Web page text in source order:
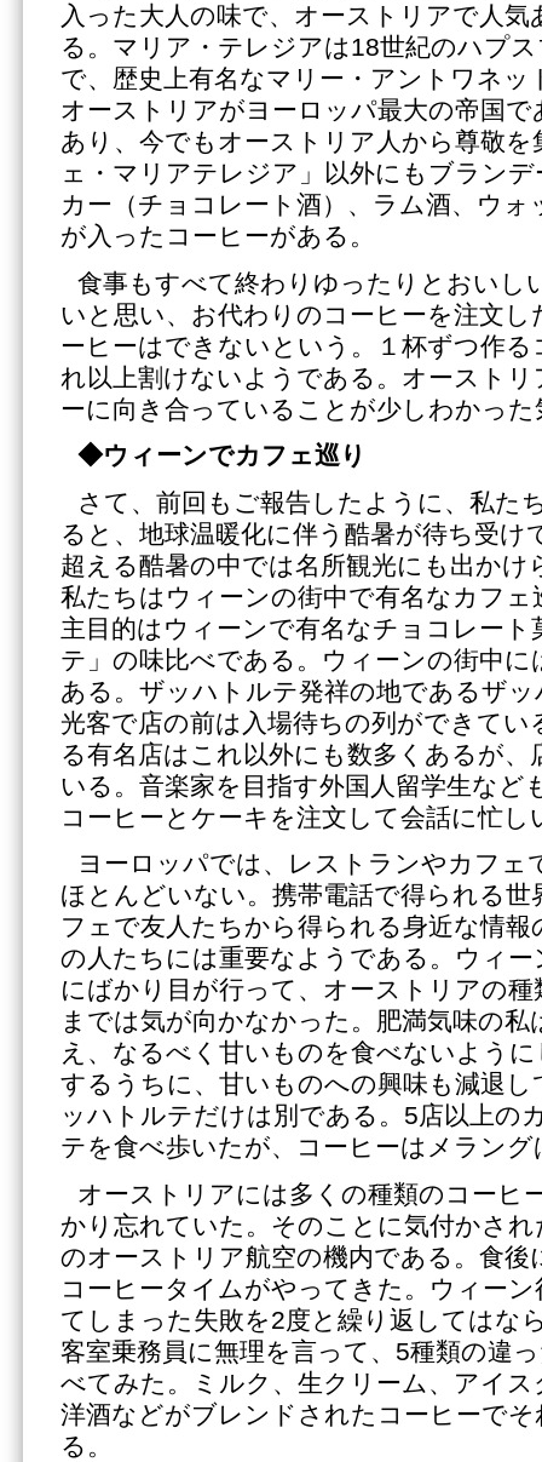
入った大人の味で、オーストリアで人
る。マリア・テレジアは18世紀のハプ
で、歴史上有名なマリー・アントワネッ
オーストリアがヨーロッパ最大の帝国
あり、今でもオーストリア人から尊敬
ェ・マリアテレジア」以外にもブラン
カー（チョコレート酒）、ラム酒、ウォ
が入ったコーヒーがある。
食事もすべて終わりゆったりとおいし
いと思い、お代わりのコーヒーを注文
ーヒーはできないという。１杯ずつ作
れ以上割けないようである。オースト
ーに向き合っていることが少しわかっ
◆ウィーンでカフェ巡り
さて、前回もご報告したように、私た
ると、地球温暖化に伴う酷暑が待ち受け
超える酷暑の中では名所観光にも出かけ
私たちはウィーンの街中で有名なカフ
主目的はウィーンで有名なチョコレート
テ」の味比べである。ウィーンの街中
ある。ザッハトルテ発祥の地であるザ
光客で店の前は入場待ちの列ができてい
る有名店はこれ以外にも数多くあるが、
いる。音楽家を目指す外国人留学生など
コーヒーとケーキを注文して会話に忙し
ヨーロッパでは、レストランやカフェ
ほとんどいない。携帯電話で得られる世
フェで友人たちから得られる身近な情
の人たちには重要なようである。ウィ
にばかり目が行って、オーストリアの
までは気が向かなかった。肥満気味の私
え、なるべく甘いものを食べないよう
するうちに、甘いものへの興味も減退
ッハトルテだけは別である。5店以上の
テを食べ歩いたが、コーヒーはメラン
オーストリアには多くの種類のコーヒ
かり忘れていた。そのことに気付かさ
のオーストリア航空の機内である。食
コーヒータイムがやってきた。ウィー
てしまった失敗を2度と繰り返してはな
客室乗務員に無理を言って、5種類の違
べてみた。ミルク、生クリーム、アイ
洋酒などがブレンドされたコーヒーで
る。